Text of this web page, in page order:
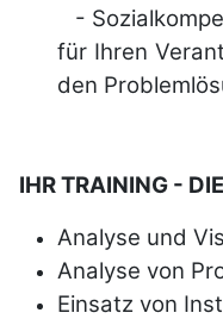
-
für Ihren
den
IHR TRAINING -
Analyse und
Analyse von
Einsatz von